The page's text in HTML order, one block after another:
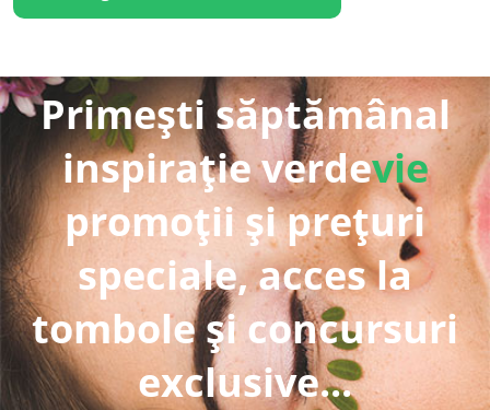
Primești săptămânal
inspirație verdevie
promoții și prețuri
speciale, acces la
tombole și concursuri
exclusive...